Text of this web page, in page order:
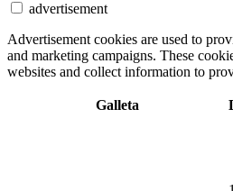
advertisement
Advertisement cookies are used to
and marketing campaigns. These
websites and collect information to
Galleta